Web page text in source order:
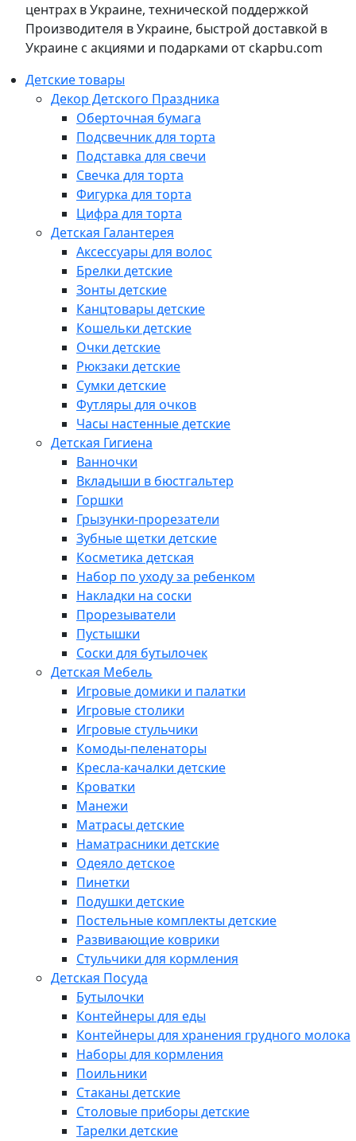
центрах в Украине, технической поддержкой
Производителя в Украине, быстрой доставкой в
Украине с акциями и подарками от ckapbu.com
Детские товары
Декор Детского Праздника
Оберточная бумага
Подсвечник для торта
Подставка для свечи
Свечка для торта
Фигурка для торта
Цифра для торта
Детская Галантерея
Аксессуары для волос
Брелки детские
Зонты детские
Канцтовары детские
Кошельки детские
Очки детские
Рюкзаки детские
Сумки детские
Футляры для очков
Часы настенные детские
Детская Гигиена
Ванночки
Вкладыши в бюстгальтер
Горшки
Грызунки-прорезатели
Зубные щетки детские
Косметика детская
Набор по уходу за ребенком
Накладки на соски
Прорезыватели
Пустышки
Соски для бутылочек
Детская Мебель
Игровые домики и палатки
Игровые столики
Игровые стульчики
Комоды-пеленаторы
Кресла-качалки детские
Кроватки
Манежи
Матрасы детские
Наматрасники детские
Одеяло детское
Пинетки
Подушки детские
Постельные комплекты детские
Развивающие коврики
Стульчики для кормления
Детская Посуда
Бутылочки
Контейнеры для еды
Контейнеры для хранения грудного молока
Наборы для кормления
Поильники
Стаканы детские
Столовые приборы детские
Тарелки детские